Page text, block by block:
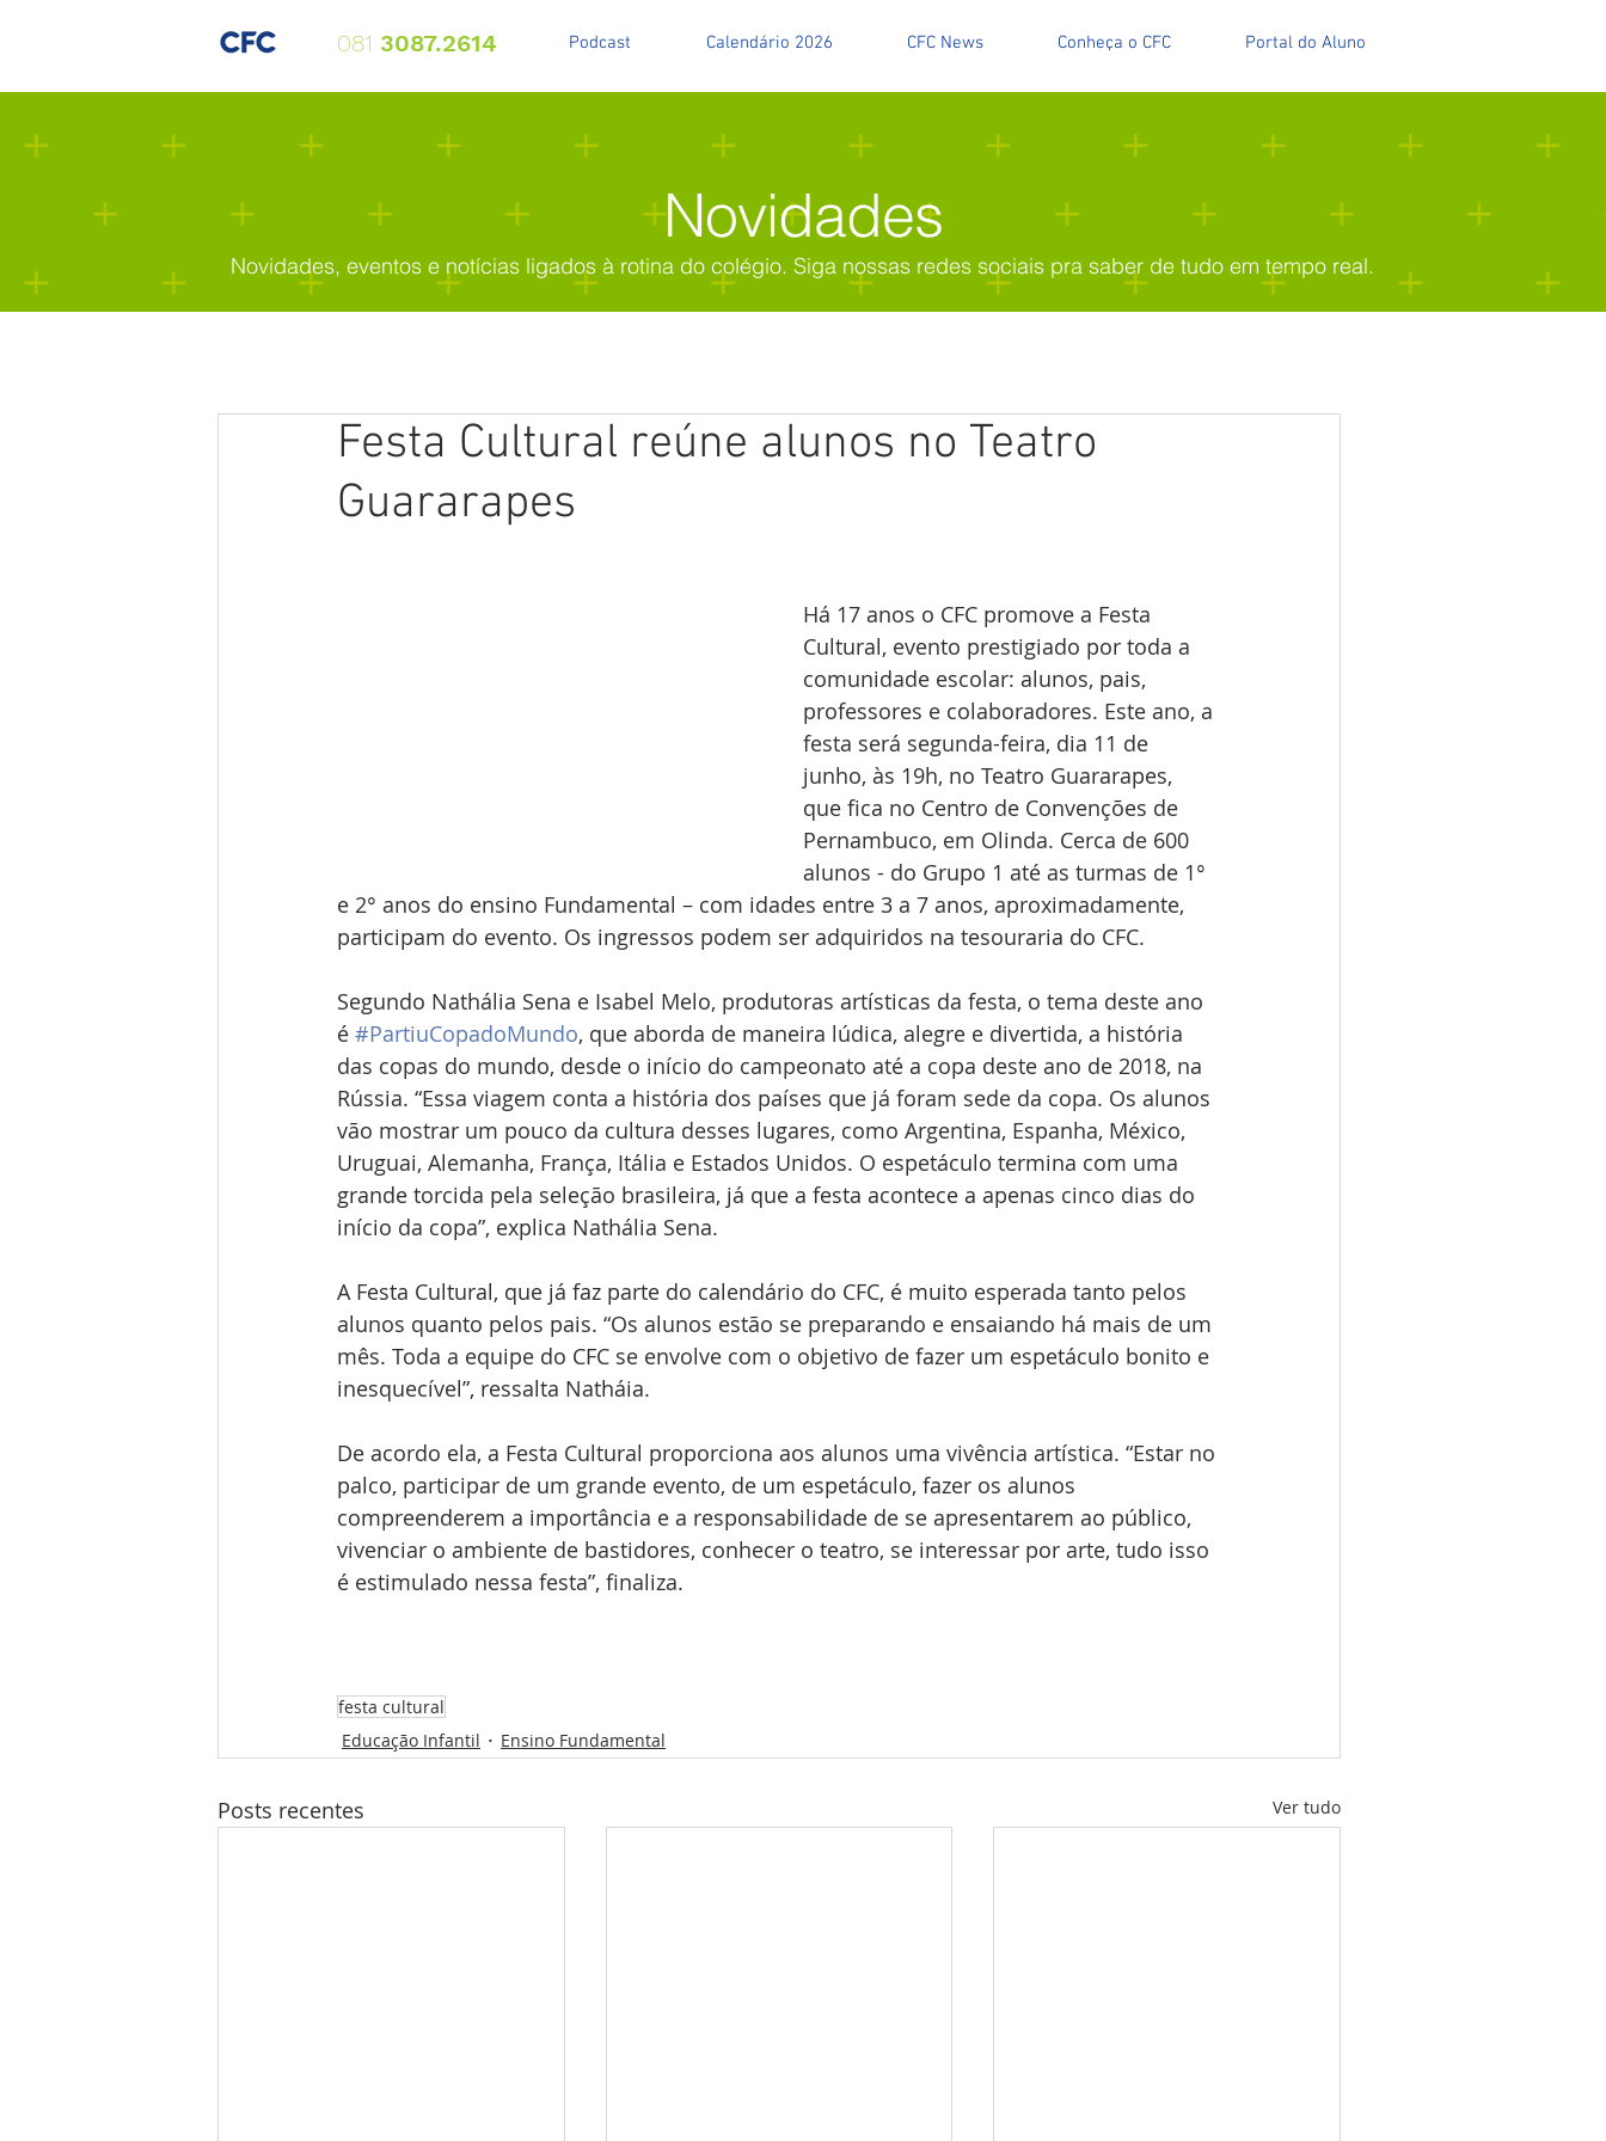
Podcast Calendário 2026 CFC News Conheça o CFC Portal do Aluno
081 3087.2614
Novidades
Novidades, eventos e notícias ligados à rotina do colégio. Siga nossas redes sociais pra saber de tudo em tempo real.
Festa Cultural reúne alunos no Teatro
Guararapes
Há 17 anos o CFC promove a Festa
Cultural, evento prestigiado por toda a
comunidade escolar: alunos, pais,
professores e colaboradores. Este ano, a
festa será segunda-feira, dia 11 de
junho, às 19h, no Teatro Guararapes,
que fica no Centro de Convenções de
Pernambuco, em Olinda. Cerca de 600
alunos - do Grupo 1 até as turmas de 1°
e 2° anos do ensino Fundamental – com idades entre 3 a 7 anos, aproximadamente,
participam do evento. Os ingressos podem ser adquiridos na tesouraria do CFC.
Segundo Nathália Sena e Isabel Melo, produtoras artísticas da festa, o tema deste ano
é #PartiuCopadoMundo, que aborda de maneira lúdica, alegre e divertida, a história
das copas do mundo, desde o início do campeonato até a copa deste ano de 2018, na
Rússia. “Essa viagem conta a história dos países que já foram sede da copa. Os alunos
vão mostrar um pouco da cultura desses lugares, como Argentina, Espanha, México,
Uruguai, Alemanha, França, Itália e Estados Unidos. O espetáculo termina com uma
grande torcida pela seleção brasileira, já que a festa acontece a apenas cinco dias do
início da copa”, explica Nathália Sena.
A Festa Cultural, que já faz parte do calendário do CFC, é muito esperada tanto pelos
alunos quanto pelos pais. “Os alunos estão se preparando e ensaiando há mais de um
mês. Toda a equipe do CFC se envolve com o objetivo de fazer um espetáculo bonito e
inesquecível”, ressalta Natháia.
De acordo ela, a Festa Cultural proporciona aos alunos uma vivência artística. “Estar no
palco, participar de um grande evento, de um espetáculo, fazer os alunos
compreenderem a importância e a responsabilidade de se apresentarem ao público,
vivenciar o ambiente de bastidores, conhecer o teatro, se interessar por arte, tudo isso
é estimulado nessa festa”, finaliza.
festa cultural
Educação Infantil
Ensino Fundamental
Posts recentes Ver tudo